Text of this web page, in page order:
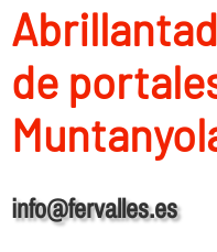
de
info@fervalles.es